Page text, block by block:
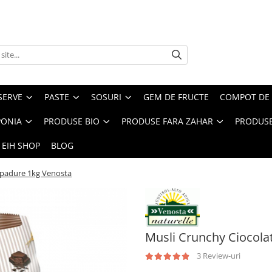
PASTE SOSURI GEM DE FRUCTE COMPOT DE
PRODUSE BIO PRODUSE FARA ZAHAR
SHOP BLOG
1kg Venosta
Musli Crunchy
3 Review-uri